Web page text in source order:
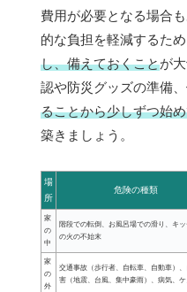
費用が必要となる場合
的な負担を軽減するため
し、備えておくことが
認や防災グッズの準備
ることから少しずつ始
築きましょう。
場
所
危険の種類
家
の
中
階段での転倒、お風呂場での滑り、キ
の火の不始末
家
の
外
交通事故（歩行者、自転車、自動車）、
害（地震、台風、集中豪雨）、病気、ケ